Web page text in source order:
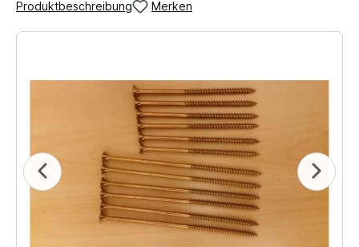
Produktbeschreibung
Merken